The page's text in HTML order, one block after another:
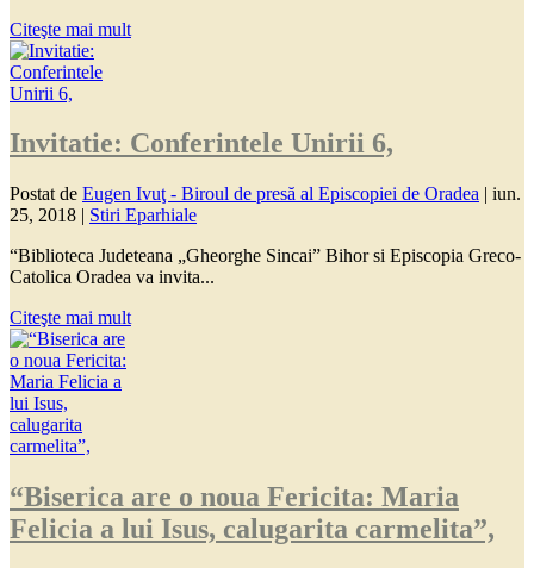
Citeşte mai mult
Invitatie: Conferintele Unirii 6,
Postat de Eugen Ivuţ - Biroul de presă al Episcopiei de Oradea | iun.
25, 2018 | Stiri Eparhiale
“Biblioteca Judeteana „Gheorghe Sincai” Bihor si Episcopia Greco-
Catolica Oradea va invita...
Citeşte mai mult
“Biserica are o noua Fericita: Maria
Felicia a lui Isus, calugarita carmelita”,